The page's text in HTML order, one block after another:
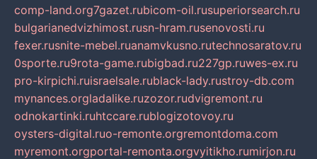
comp-land.org7gazet.rubicom-oil.rusuperiorsearch.ru
bulgarianedvizhimost.rusn-hram.rusenovosti.ru
fexer.rusnite-mebel.ruanamvkusno.rutechnosaratov.ru
0sporte.ru9rota-game.rubigbad.ru227gp.ruwes-ex.ru
pro-kirpichi.ruisraelsale.rublack-lady.rustroy-db.com
mynances.orgladalike.ruzozor.rudvigremont.ru
odnokartinki.ruhtccare.rublogizotovoy.ru
oysters-digital.ruo-remonte.orgremontdoma.com
myremont.orgportal-remonta.orgvyitikho.rumirjon.ru